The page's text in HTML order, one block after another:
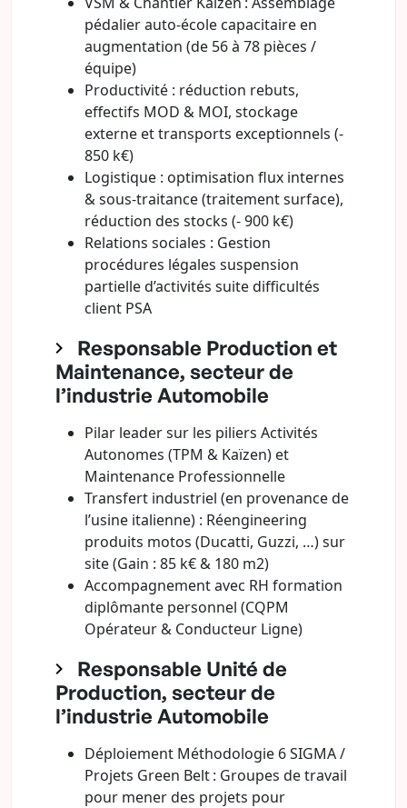
pédalier auto-école capacitaire en
augmentation (de 56 à 78 pièces /
équipe)
Productivité : réduction rebuts,
effectifs MOD & MOI, stockage
externe et transports exceptionnels (-
850 k€)
Logistique : optimisation flux internes
& sous-traitance (traitement surface),
réduction des stocks (- 900 k€)
Relations sociales : Gestion
procédures légales suspension
partielle d’activités suite difficultés
client PSA
Responsable Production et
Maintenance, secteur de
l’industrie Automobile
Pilar leader sur les piliers Activités
Autonomes (TPM & Kaïzen) et
Maintenance Professionnelle
Transfert industriel (en provenance de
l’usine italienne) : Réengineering
produits motos (Ducatti, Guzzi, …) sur
site (Gain : 85 k€ & 180 m2)
Accompagnement avec RH formation
diplômante personnel (CQPM
Opérateur & Conducteur Ligne)
Responsable Unité de
Production, secteur de
l’industrie Automobile
Déploiement Méthodologie 6 SIGMA /
Projets Green Belt : Groupes de travail
pour mener des projets pour